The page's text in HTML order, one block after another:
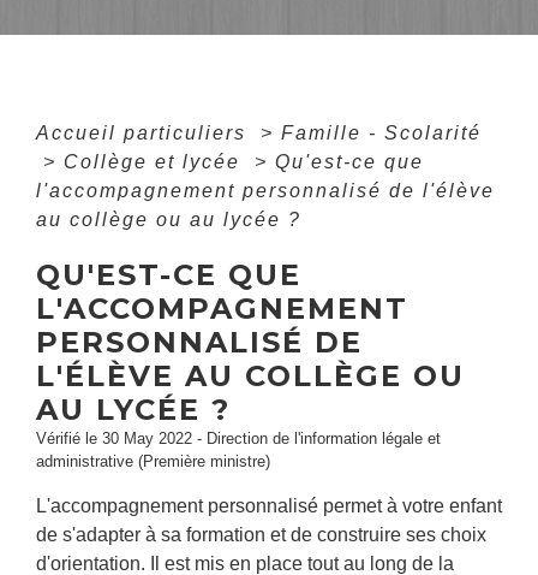
Accueil particuliers > Famille - Scolarité
> Collège et lycée > Qu'est-ce que
l'accompagnement personnalisé de l'élève
au collège ou au lycée ?
QU'EST-CE QUE
L'ACCOMPAGNEMENT
PERSONNALISÉ DE
L'ÉLÈVE AU COLLÈGE OU
AU LYCÉE ?
Vérifié le 30 May 2022 - Direction de l'information légale et
administrative (Première ministre)
L'accompagnement personnalisé permet à votre enfant
de s'adapter à sa formation et de construire ses choix
d'orientation. Il est mis en place tout au long de la